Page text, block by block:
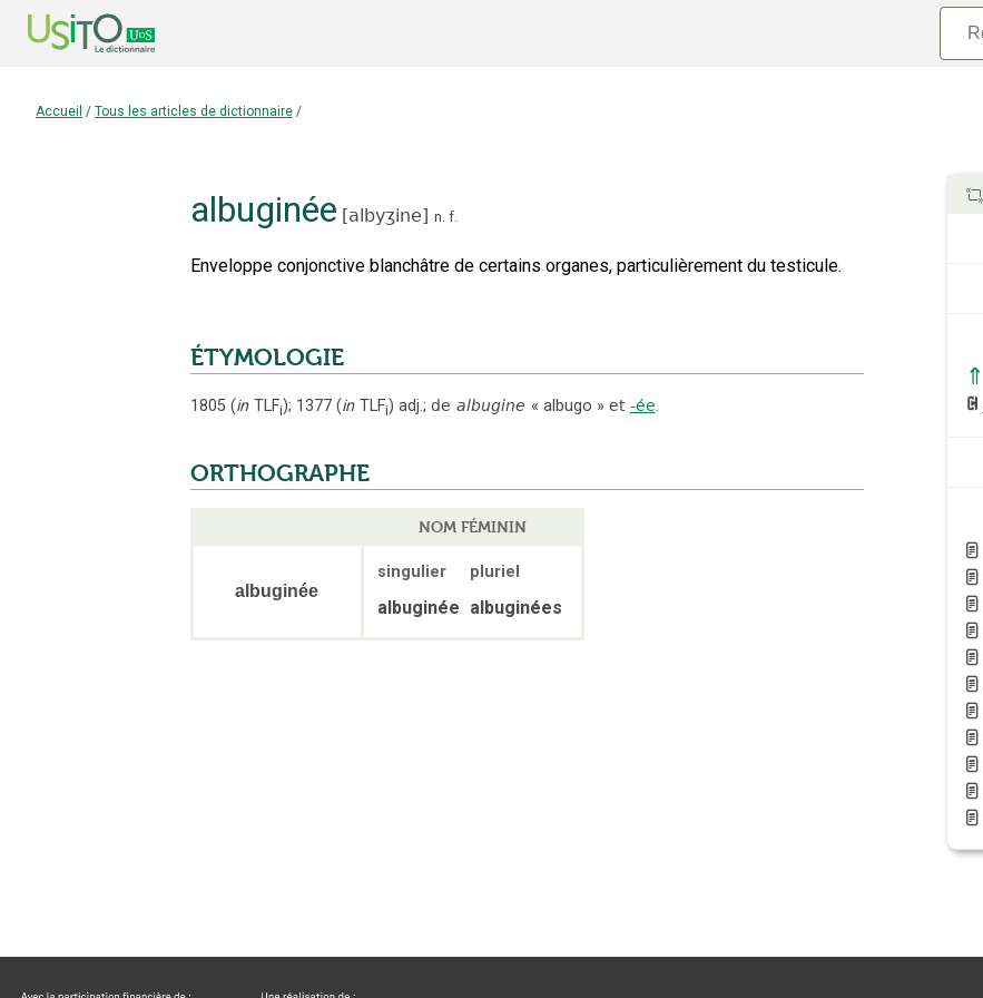
Accueil / Tous les articles de dictionnaire /
albuginée [albyʒine] n. f.
Enveloppe conjonctive blanchâtre de certains organes, particulièrement du testicule.
ÉTYMOLOGIE
1805 (in TLFi); 1377 (in TLFi) adj.; de albugine « albugo » et -ée.
ORTHOGRAPHE
NOM FÉMININ
albuginée
singulier pluriel
albuginée albuginées
⇑